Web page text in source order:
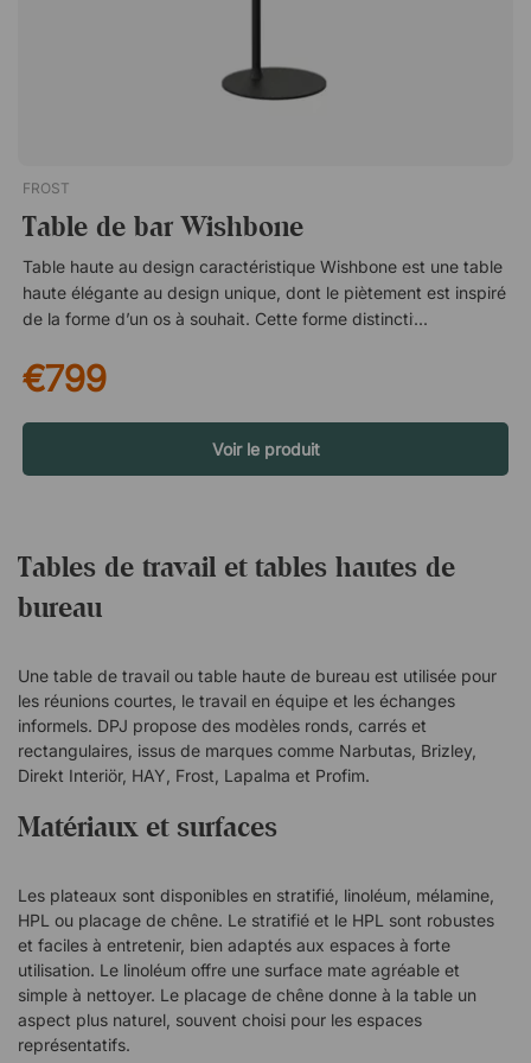
qu'à une table de réunion haute dans un bureau. Table haute -
parfaite comme table de projet ou dans la salle à manger.
FROST
Table de bar Wishbone
Table haute au design caractéristique Wishbone est une table
haute élégante au design unique, dont le piètement est inspiré
de la forme d’un os à souhait. Cette forme distinctive donne à
un élément naturel dans les environnements contemporains.
Le design a été créé par le studio de design danois
busk+hertzog, reconnu pour sa capacité à associer
fonctionnalité et lignes marquées. Piètement flexible pour un
placement facile Le pied de la table est placé légèrement sur
facilement la table près d’autres meubles sans que le
piètement ne gêne. Cela constitue une solution pratique dans
les espaces où l’on souhaite aménager efficacement et
excellent choix pour les bureaux modernes, les espaces
lounge ou les zones de réunion où l’on souhaite créer un
environnement plus dynamique et social. La hauteur de la
table la rend idéale pour des rencontres spontanées, des
échanges rapides ou comme point de rassemblement naturel
dans les bureaux ouverts. L’association de la fonctionnalité et
du design fait de cette table un meuble à la fois pratique et
un support stable. Le design élégant avec le pied de table
décalé permet de rapprocher un tabouret de bar de la table.
Facile à nettoyer Facile à monter
€799
Voir le produit
Tables de travail et tables hautes de
bureau
Une table de travail ou table haute de bureau est utilisée pour
les réunions courtes, le travail en équipe et les échanges
informels. DPJ propose des modèles ronds, carrés et
rectangulaires, issus de marques comme Narbutas, Brizley,
Direkt Interiör, HAY, Frost, Lapalma et Profim.
Matériaux et surfaces
Les plateaux sont disponibles en stratifié, linoléum, mélamine,
HPL ou placage de chêne. Le stratifié et le HPL sont robustes
et faciles à entretenir, bien adaptés aux espaces à forte
utilisation. Le linoléum offre une surface mate agréable et
simple à nettoyer. Le placage de chêne donne à la table un
aspect plus naturel, souvent choisi pour les espaces
représentatifs.